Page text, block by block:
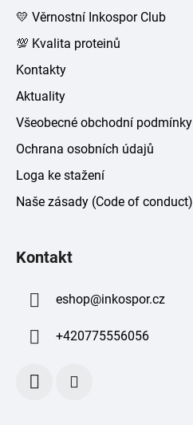
💛 Věrnostní Inkospor Club
💯 Kvalita proteinů
Kontakty
Aktuality
Všeobecné obchodní podmínky
Ochrana osobních údajů
Loga ke stažení
Naše zásady (Code of conduct)
Kontakt
eshop@inkospor.cz
+420775556056